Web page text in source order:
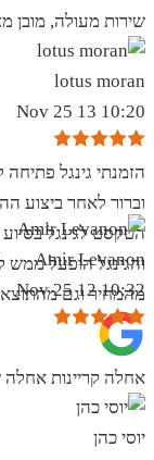
שירות מעולה, מובן
lotus moran
10:20 13 Nov 25
הזמנתי גינגל
וברור לאחר ביצוע
הטקסט לגינגל
והגינגל הופעל
מהמחיר וגם
Amir Levanon
10:32 12 Nov 25
אחלה קריינות אחלה
יוסי כהן